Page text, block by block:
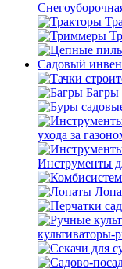
Садовый
Багры
ухода за
Инструменты
культиваторы-